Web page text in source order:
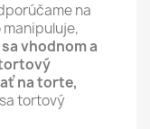
na
vhodnom a
na torte,
tortový